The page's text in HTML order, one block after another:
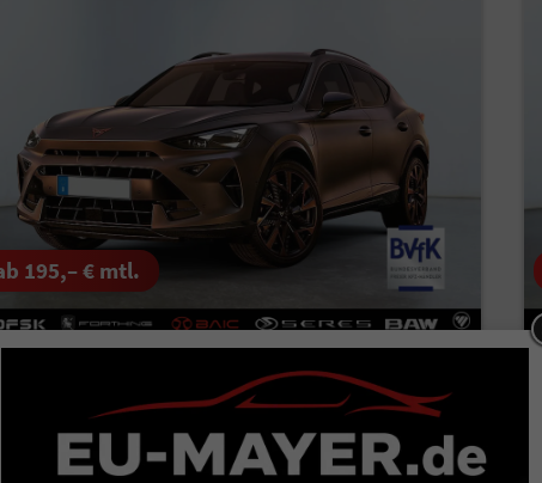
195,– € mtl.
Formentor (Facelift 2026)
/ Festpreisgarantie* | kostenlose Lieferung!
Lieferzeit: 4-6 Monate
499674 Getriebe
Doppelkupplungsgetriebe (DSG)